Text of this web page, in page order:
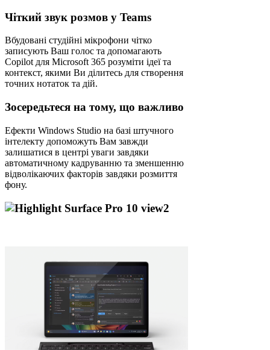
Чіткий звук розмов у Teams
Вбудовані студійні мікрофони чітко
записують Ваш голос та допомагають
Copilot для Microsoft 365 розуміти ідеї та
контекст, якими Ви ділитесь для створення
точних нотаток та дій.
Зосередьтеся на тому, що важливо
Ефекти Windows Studio на базі штучного
інтелекту допоможуть Вам завжди
залишатися в центрі уваги завдяки
автоматичному кадруванню та зменшенню
відволікаючих факторів завдяки розмиття
фону.